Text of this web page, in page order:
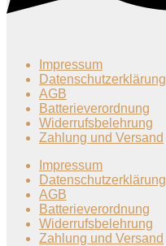
Impressum
Datenschutzerklärung
AGB
Batterieverordnung
Widerrufsbelehrung
Zahlung und Versand
Impressum
Datenschutzerklärung
AGB
Batterieverordnung
Widerrufsbelehrung
Zahlung und Versand